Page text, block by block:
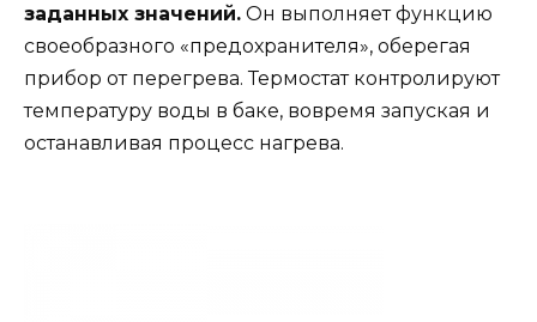
заданных значений. Он выполняет функцию
своеобразного «предохранителя», оберегая
прибор от перегрева. Термостат контролируют
температуру воды в баке, вовремя запуская и
останавливая процесс нагрева.